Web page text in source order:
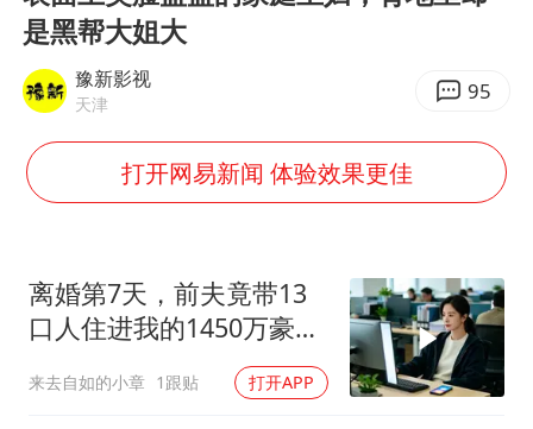
80后女柜员逆袭成4200亿银行副行长
小伙靠AI减肥 45天瘦40斤进了ICU
总书记关心百姓身边这些民生大事
是黑帮大姐大
豫新影视
天津 95
打开网易新闻 体验效果更佳
离婚第7天，前夫竟带13
口人住进我的1450万豪
来去自如的小章 1跟贴 打开APP